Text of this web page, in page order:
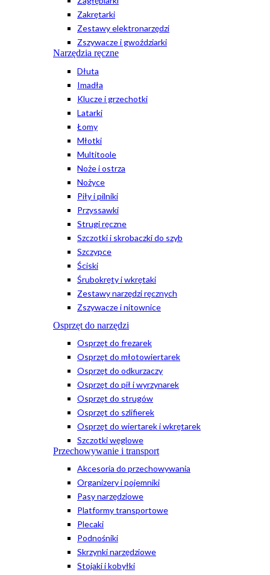
Zakrętarki
Zestawy elektronarzędzi
Zszywacze i gwoździarki
Narzędzia ręczne
Dłuta
Imadła
Klucze i grzechotki
Latarki
Łomy
Młotki
Multitoole
Noże i ostrza
Nożyce
Piły i pilniki
Przyssawki
Strugi ręczne
Szczotki i skrobaczki do szyb
Szczypce
Ściski
Śrubokręty i wkrętaki
Zestawy narzędzi ręcznych
Zszywacze i nitownice
Osprzęt do narzędzi
Osprzęt do frezarek
Osprzęt do młotowiertarek
Osprzęt do odkurzaczy
Osprzęt do pił i wyrzynarek
Osprzęt do strugów
Osprzęt do szlifierek
Osprzęt do wiertarek i wkrętarek
Szczotki węglowe
Przechowywanie i transport
Akcesoria do przechowywania
Organizery i pojemniki
Pasy narzędziowe
Platformy transportowe
Plecaki
Podnośniki
Skrzynki narzędziowe
Stojaki i kobyłki